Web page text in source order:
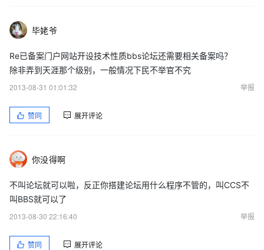
毕姥爷
Re已备案门户网站开设技术性质bbs论坛还需要相关备案吗？
除非弄到天涯那个级别，一般情况下民不举官不究
2013-08-31 01:01:32
举报
赞同 展开评论
你没得啊
不叫论坛就可以啦，反正你搭建论坛用什么程序不管的，叫CCS不
叫BBS就可以了
2013-08-30 22:16:40
举报
赞同 展开评论